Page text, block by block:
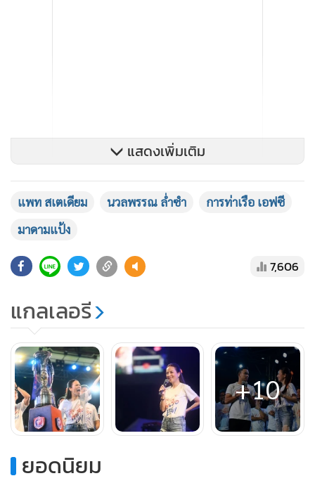
แสดงเพิ่มเติม
แพท สเตเดียม นวลพรรณ ล่ำซำ
การท่าเรือ เอฟซี
มาดามแป้ง
7,606
แกลเลอรี
+10
ยอดนิยม